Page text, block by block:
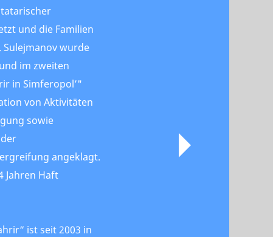
und die Familien
wurde
im zweiten
in Simferopol’"
von Aktivitäten
sowie
angeklagt.
Jahren Haft
ist seit 2003 in